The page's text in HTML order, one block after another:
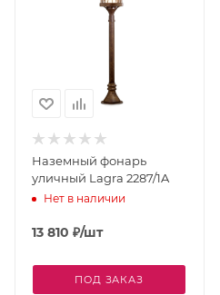
Наземный фонарь
уличный Lagra 2287/1A
Нет в наличии
13 810 ₽/шт
ПОД ЗАКАЗ